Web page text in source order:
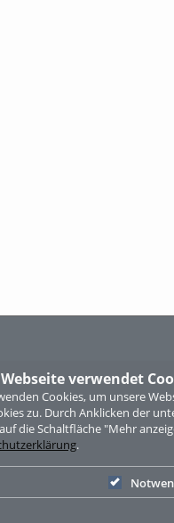
verwendet
Cookies, um unsere
zu. Durch Anklicken der
die Schaltfläche "Mehr
.